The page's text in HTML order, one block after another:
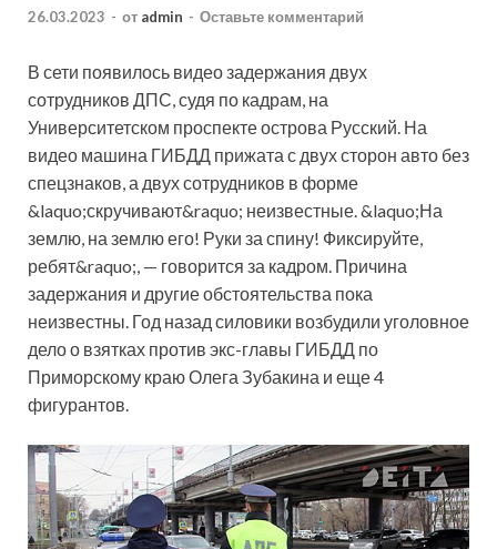
26.03.2023 - от admin - Оставьте комментарий
В сети появилось видео задержания двух
сотрудников ДПС, судя по кадрам, на
Университетском проспекте острова Русский. На
видео машина ГИБДД прижата с двух сторон авто без
спецзнаков, а двух сотрудников в форме
&laquo;скручивают&raquo; неизвестные. &laquo;На
землю, на землю его! Руки за спину! Фиксируйте,
ребят&raquo;, — говорится за кадром. Причина
задержания и другие обстоятельства пока
неизвестны. Год назад силовики возбудили уголовное
дело о взятках против экс-главы ГИБДД по
Приморскому краю Олега Зубакина и еще 4
фигурантов.